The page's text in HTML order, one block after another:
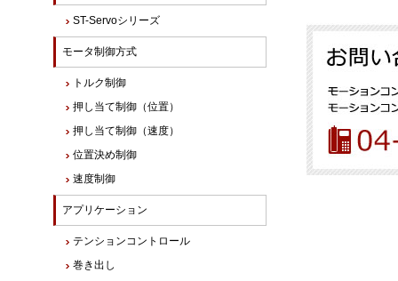
ST-Servoシリーズ
モータ制御方式
トルク制御
押し当て制御（位置）
押し当て制御（速度）
位置決め制御
速度制御
アプリケーション
テンションコントロール
巻き出し